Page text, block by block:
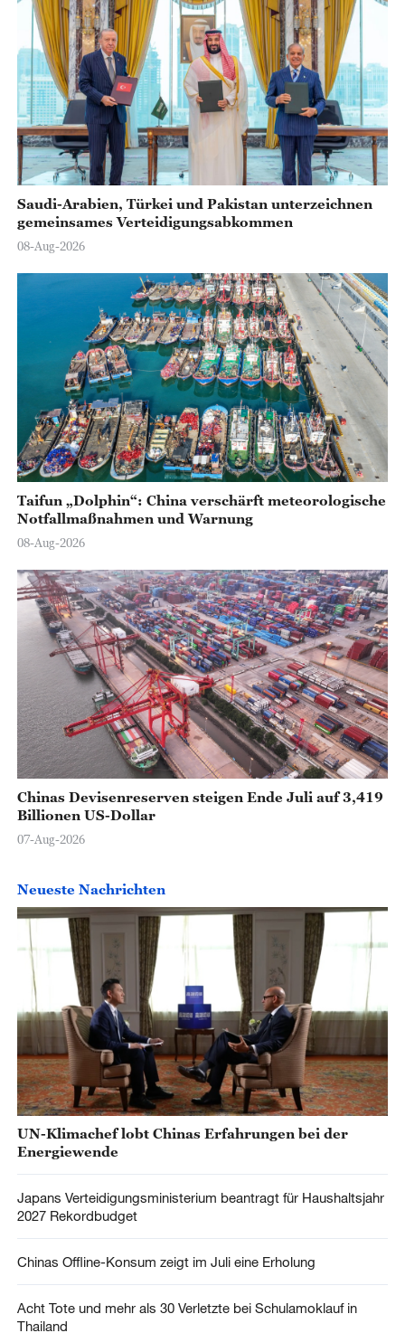
Saudi-Arabien, Türkei und Pakistan unterzeichnen
gemeinsames Verteidigungsabkommen
08-Aug-2026
Taifun „Dolphin“: China verschärft meteorologische
Notfallmaßnahmen und Warnung
08-Aug-2026
Chinas Devisenreserven steigen Ende Juli auf 3,419
Billionen US-Dollar
07-Aug-2026
Neueste Nachrichten
UN-Klimachef lobt Chinas Erfahrungen bei der
Energiewende
Japans Verteidigungsministerium beantragt für Haushaltsjahr
2027 Rekordbudget
Chinas Offline-Konsum zeigt im Juli eine Erholung
Acht Tote und mehr als 30 Verletzte bei Schulamoklauf in
Thailand